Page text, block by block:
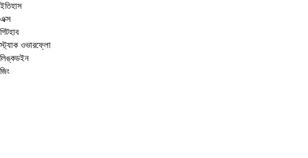
ইতিহাস
এক্স
গিটহাব
স্ট্যাক ওভারফ্লো
লিঙ্কডইন
জিং